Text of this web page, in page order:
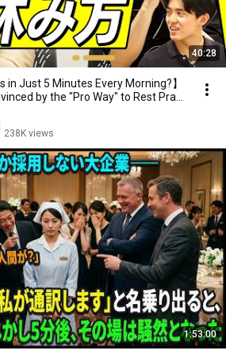
40:28
in Just 5 Minutes Every Morning?】
by the "Pro Way" to Rest Pra...
238K views
1:53:00